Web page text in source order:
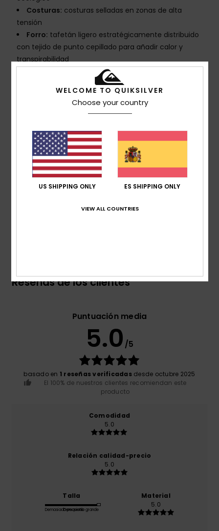
Costuras: costuras selladas en zonas de alta
tensión
Forro: tafetán ligero estratégicamente distribuido
con tejido de punto cepillado para añadir calor y
transpirabilidad
compatible con casco, capucha fija con
sistema de ajuste y bloqueo de cordón
Faldón protector
bolsillo para el pase en la manga
Dos bolsillos para las manos
Bolsillo interior para aparatos electrónicos
Gran bolsillo de malla en el interior
Con ventilación
Composición [Tejido principal] 58% poliéster reciclado,
Reseñas de los clientes
Puntuación media
5.0 /5
basado en 1 reseñas verificadasdesde octubre 2025
El 100% de nuestros clientes recomiendan este
producto
Comodidad
5.0
Relación calidad-precio
5.0
Talla
Demasiado pequeño
Demasiado grande
Material
5.0
WELCOME TO QUIKSILVER
Choose your country
US SHIPPING ONLY ES SHIPPING ONLY
VIEW ALL COUNTRIES